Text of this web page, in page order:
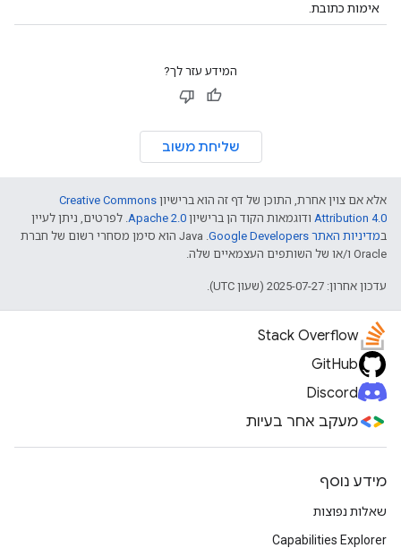
אימות כתובת.
המידע עזר לך?
שליחת משוב
אלא אם צוין אחרת, התוכן של דף זה הוא ברישיון Creative Commons
Attribution 4.0 ודוגמאות הקוד הן ברישיון Apache 2.0. לפרטים, ניתן לעיין
במדיניות האתר Google Developers‏
.‏ Java הוא סימן מסחרי רשום של חברת
Oracle ו/או של השותפים העצמאיים שלה.
עדכון אחרון: 2025-07-27 (שעון UTC).
Stack Overflow
GitHub
Discord
מעקב אחר בעיות
מידע נוסף
שאלות נפוצות
Capabilities Explorer